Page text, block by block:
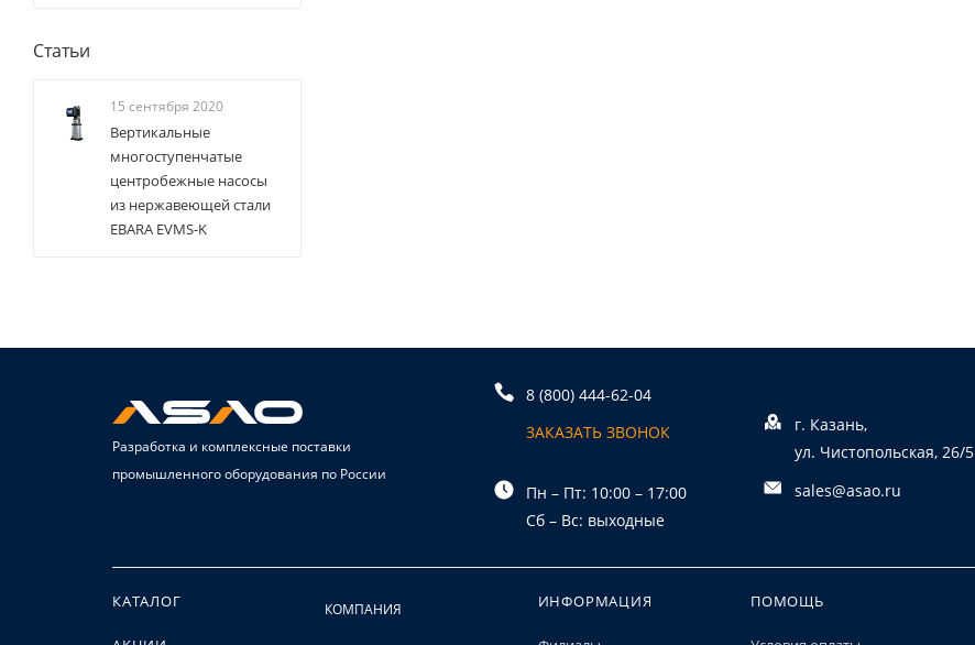
Статьи
15 сентября 2020
Вертикальные
многоступенчатые
центробежные насосы
из нержавеющей стали
EBARA EVMS-K
Разработка и комплексные поставки
промышленного оборудования по России
8 (800) 444-62-04
ЗАКАЗАТЬ ЗВОНОК
Пн – Пт: 10:00 – 17:00
Сб – Вс: выходные
г. Казань,
ул. Чистопольская, 26/5
sales@asao.ru
КАТАЛОГ КОМПАНИЯ ИНФОРМАЦИЯ ПОМОЩЬ